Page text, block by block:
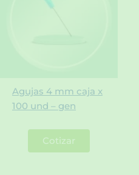
Agujas 4 mm caja x
100 und – gen
Cotizar